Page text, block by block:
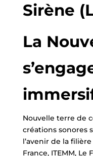
Sirène
La
Nouvelle terre de
créations sonores
l’avenir de la
France, ITEMM, Le